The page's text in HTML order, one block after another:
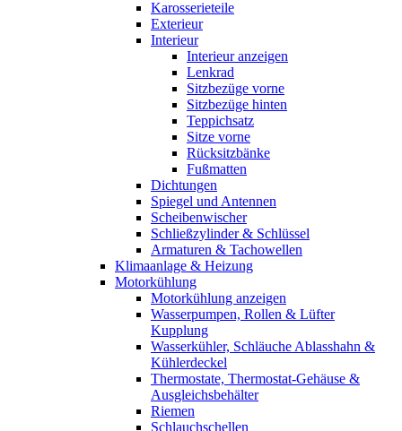
Karosserieteile
Exterieur
Interieur
Interieur anzeigen
Lenkrad
Sitzbezüge vorne
Sitzbezüge hinten
Teppichsatz
Sitze vorne
Rücksitzbänke
Fußmatten
Dichtungen
Spiegel und Antennen
Scheibenwischer
Schließzylinder & Schlüssel
Armaturen & Tachowellen
Klimaanlage & Heizung
Motorkühlung
Motorkühlung anzeigen
Wasserpumpen, Rollen & Lüfter
Kupplung
Wasserkühler, Schläuche Ablasshahn &
Kühlerdeckel
Thermostate, Thermostat-Gehäuse &
Ausgleichsbehälter
Riemen
Schlauchschellen